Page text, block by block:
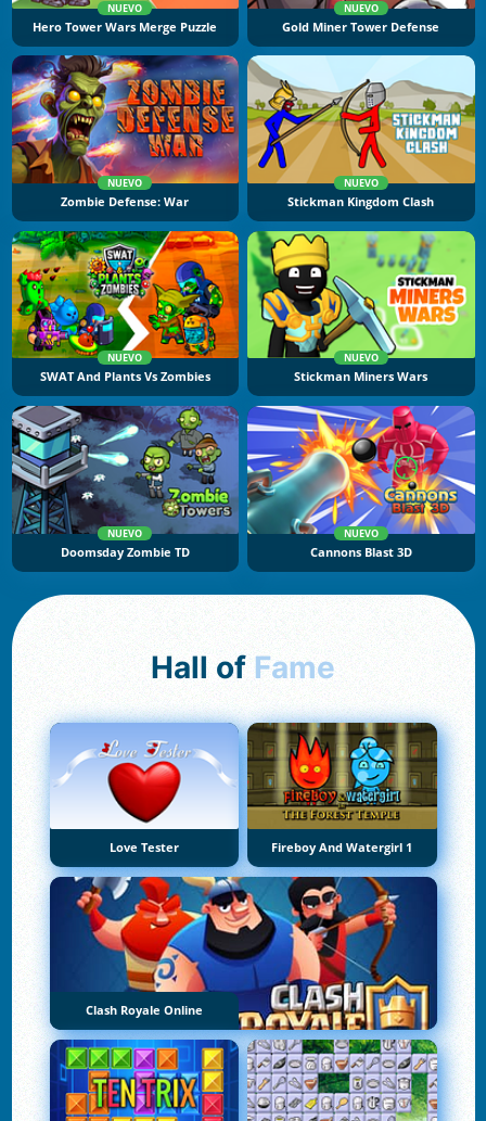
NUEVO
Hero Tower Wars Merge Puzzle
NUEVO
Gold Miner Tower Defense
NUEVO
Zombie Defense: War
NUEVO
Stickman Kingdom Clash
NUEVO
SWAT And Plants Vs Zombies
NUEVO
Stickman Miners Wars
NUEVO
Doomsday Zombie TD
NUEVO
Cannons Blast 3D
Hall of Fame
Love Tester Fireboy And Watergirl 1
Clash Royale Online